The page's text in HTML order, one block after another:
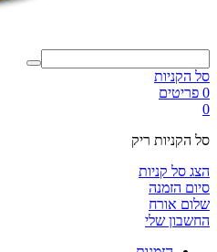
סל הקניות
0 פריטים
0
סל הקניות ריק
הצג סל קניות
סיום הזמנה
שלום אורח
החשבון שלי